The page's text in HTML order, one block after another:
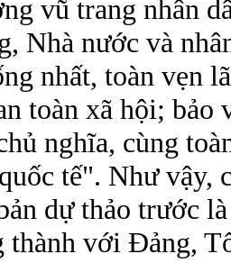
vũ trang nhân
Nhà nước và
nhất, toàn vẹn
toàn xã hội; bảo
nghĩa, cùng
tế". Như vậy,
dự thảo trước
thành với Đảng,